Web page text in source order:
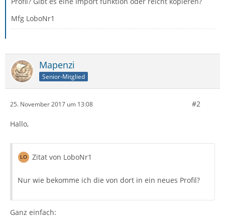
Mfg LoboNr1
Mapenzi
Senior-Mitglied
25. November 2017 um 13:08 #2
Hallo,
Zitat von LoboNr1
Nur wie bekomme ich die von dort in ein neues Profil?
Ganz einfach: